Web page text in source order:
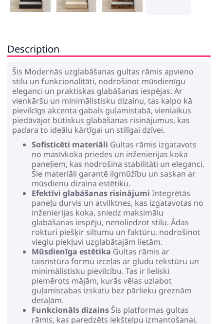
Description
Šis Modernās uzglabāšanas gultas rāmis apvieno
stilu un funkcionalitāti, nodrošinot mūsdienīgu
eleganci un praktiskas glabāšanas iespējas. Ar
vienkāršu un minimālistisku dizainu, tas kalpo kā
pievilcīgs akcenta gabals guļamistabā, vienlaikus
piedāvājot būtiskus glabāšanas risinājumus, kas
padara to ideālu kārtīgai un stilīgai dzīvei.
Sofisticēti materiāli Gultas rāmis izgatavots
no masīvkoka priedes un inženierijas koka
paneļiem, kas nodrošina stabilitāti un eleganci.
Šie materiāli garantē ilgmūžību un saskan ar
mūsdienu dizaina estētiku.
Efektīvi glabāšanas risinājumi Integrētās
paneļu durvis un atvilktnes, kas izgatavotas no
inženierijas koka, sniedz maksimālu
glabāšanas iespēju, nenoliedzot stilu. Ādas
rokturi piešķir siltumu un faktūru, nodrošinot
vieglu piekļuvi uzglabātajām lietām.
Mūsdienīga estētika Gultas rāmis ar
taisnstūra formu izceļas ar gludu tekstūru un
minimālistisku pievilcību. Tas ir lieliski
piemērots mājām, kurās vēlas uzlabot
guļamistabas izskatu bez pārlieku greznām
detaļām.
Funkcionāls dizains Šis platformas gultas
rāmis, kas paredzēts iekštelpu izmantošanai,